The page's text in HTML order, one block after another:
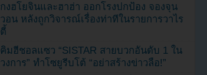
กงฮโยจินและฮาฮ่า ออกโรงปกป้อง จองจุน
วอน หลังถูกวิจารณ์เรื่องท่าทีในรายการวาไร
ตี้
คิมฮีชอลแซว “SISTAR สายบวกอันดับ 1 ใน
วงการ” ทำโซยูรีบโต้ “อย่าสร้างข่าวลือ!”